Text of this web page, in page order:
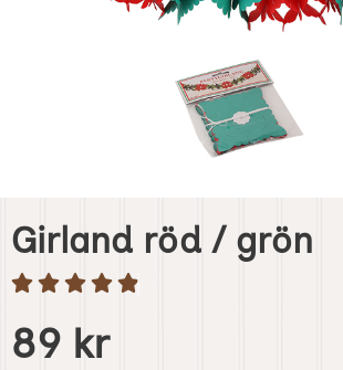
Girland röd / grön
Handla denna produkt Girland röd / grön
pris
89 kr